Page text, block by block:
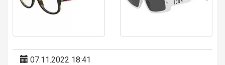
07.11.2022 18:41